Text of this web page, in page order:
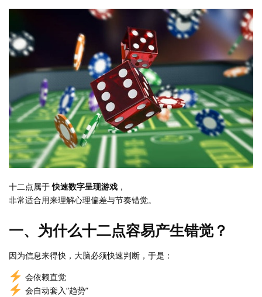
十二点属于快速数字呈现游戏 ，
非常适合用来理解心理偏差与节奏错觉。
一、为什么十二点容易产生错觉？
因为信息来得快，大脑必须快速判断，于是：
会依赖直觉
会自动套入“趋势”